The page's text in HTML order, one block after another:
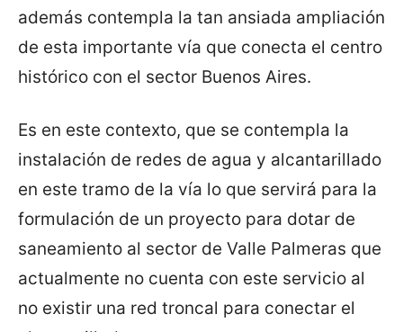
además contempla la tan ansiada ampliación
de esta importante vía que conecta el centro
histórico con el sector Buenos Aires.
Es en este contexto, que se contempla la
instalación de redes de agua y alcantarillado
en este tramo de la vía lo que servirá para la
formulación de un proyecto para dotar de
saneamiento al sector de Valle Palmeras que
actualmente no cuenta con este servicio al
no existir una red troncal para conectar el